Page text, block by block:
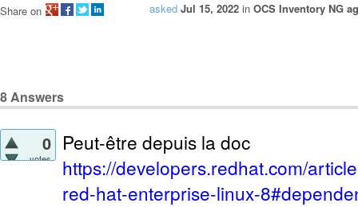
asked Jul 15, 2022 in OCS Inventory NG
Share on
8Answers
0
votes
Peut-être depuis la doc
https://developers.redhat.com/
red-hat-enterprise-linux-